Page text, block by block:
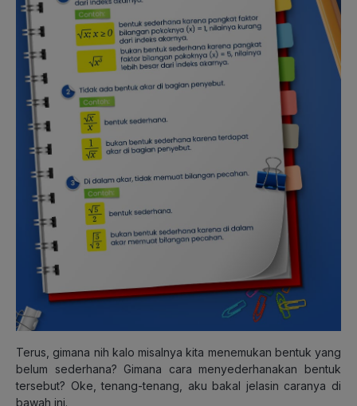
Terus, gimana nih kalo misalnya kita menemukan bentuk yang
belum sederhana? Gimana cara menyederhanakan bentuk
tersebut? Oke, tenang-tenang, aku bakal jelasin caranya di
bawah ini.